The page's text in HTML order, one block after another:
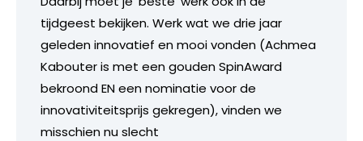
tijdgeest bekijken. Werk wat we drie jaar
geleden innovatief en mooi vonden (Achmea
Kabouter is met een gouden SpinAward
bekroond EN een nominatie voor de
innovativiteitsprijs gekregen), vinden we
misschien nu slecht